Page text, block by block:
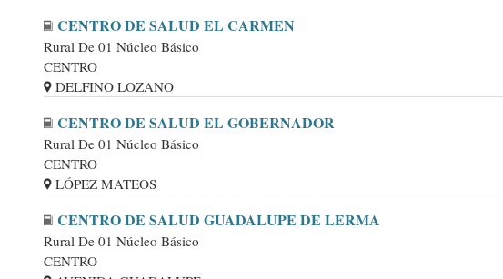
CENTRO DE SALUD EL CARMEN
Rural De 01 Núcleo Básico
CENTRO
DELFINO LOZANO
CENTRO DE SALUD EL GOBERNADOR
Rural De 01 Núcleo Básico
CENTRO
LÓPEZ MATEOS
CENTRO DE SALUD GUADALUPE DE LERMA
Rural De 01 Núcleo Básico
CENTRO